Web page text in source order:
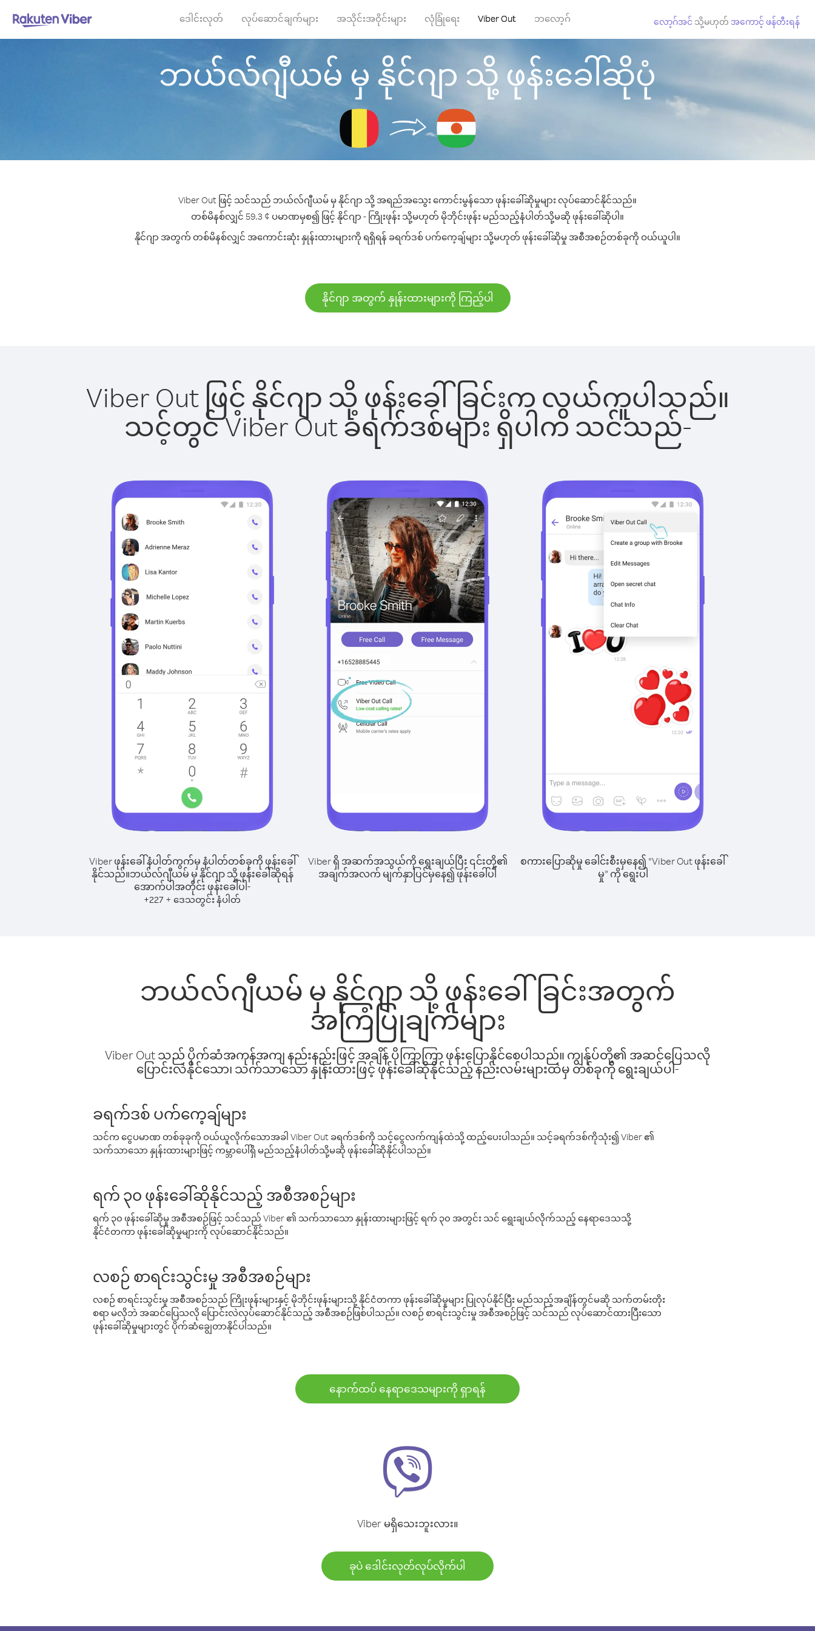
ဒေါင်းလုတ် လုပ်ဆောင်ချက်များ အသိုင်းအဝိုင်းများ လုံခြုံရေး Viber Out ဘလော့ဂ် လော့ဂ်အင် သို့မဟုတ် အကောင့် ဖန်တီးရန်
ဘယ်လ်ဂျီယမ် မှ နိုင်ဂျာ သို့ ဖုန်းခေါ်ဆိုပုံ
Viber Out ဖြင့် သင်သည် ဘယ်လ်ဂျီယမ် မှ နိုင်ဂျာ သို့ အရည်အသွေး ကောင်းမွန်သော ဖုန်းခေါ်ဆိုမှုများ လုပ်ဆောင်နိုင်သည်။
တစ်မိနစ်လျှင် 59.3 ¢ ပမာဏမှစ၍ ဖြင့် နိုင်ဂျာ - ကြိုးဖုန်း သို့မဟုတ် မိုဘိုင်းဖုန်း မည်သည့်နံပါတ်သို့မဆို ဖုန်းခေါ်ဆိုပါ။
နိုင်ဂျာ အတွက် တစ်မိနစ်လျှင် အကောင်းဆုံး နှုန်းထားများကို ရရှိရန် ခရက်ဒစ် ပက်ကေ့ချ်များ သို့မဟုတ် ဖုန်းခေါ်ဆိုမှု အစီအစဉ်တစ်ခုကို ဝယ်ယူပါ။
နိုင်ဂျာ အတွက် နှုန်းထားများကို ကြည့်ပါ
Viber Out ဖြင့် နိုင်ဂျာ သို့ ဖုန်းခေါ်ခြင်းက လွယ်ကူပါသည်။
သင့်တွင် Viber Out ခရက်ဒစ်များ ရှိပါက သင်သည်-
Viber ဖုန်းခေါ်နံပါတ်ကွက်မှ နံပါတ်တစ်ခုကို ဖုန်းခေါ်
နိုင်သည်။ဘယ်လ်ဂျီယမ် မှ နိုင်ဂျာ သို့ ဖုန်းခေါ်ဆိုရန်
အောက်ပါအတိုင်း ဖုန်းခေါ်ပါ-
+227 + ဒေသတွင်း နံပါတ်
Viber ရှိ အဆက်အသွယ်ကို ရွေးချယ်ပြီး ၎င်းတို့၏
အချက်အလက် မျက်နှာပြင်မှနေ၍ ဖုန်းခေါ်ပါ
စကားပြောဆိုမှု ခေါင်းစီးမှနေ၍ “Viber Out ဖုန်းခေါ်
မှု” ကို ရွေးပါ
ဘယ်လ်ဂျီယမ် မှ နိုင်ဂျာ သို့ ဖုန်းခေါ်ခြင်းအတွက်
အကြံပြုချက်များ
Viber Out သည် ပိုက်ဆံအကုန်အကျ နည်းနည်းဖြင့် အချိန် ပိုကြာကြာ ဖုန်းပြောနိုင်စေပါသည်။ ကျွန်ုပ်တို့၏ အဆင်ပြေသလို
ပြောင်းလဲနိုင်သော၊ သက်သာသော နှုန်းထားဖြင့် ဖုန်းခေါ်ဆိုနိုင်သည့် နည်းလမ်းများထဲမှ တစ်ခုကို ရွေးချယ်ပါ-
ခရက်ဒစ် ပက်ကေ့ချ်များ
သင်က ငွေပမာဏ တစ်ခုခုကို ဝယ်ယူလိုက်သောအခါ Viber Out ခရက်ဒစ်ကို သင့်ငွေလက်ကျန်ထဲသို့ ထည့်ပေးပါသည်။ သင့်ခရက်ဒစ်ကိုသုံး၍ Viber ၏
သက်သာသော နှုန်းထားများဖြင့် ကမ္ဘာပေါ်ရှိ မည်သည့်နံပါတ်သို့မဆို ဖုန်းခေါ်ဆိုနိုင်ပါသည်။
ရက် ၃၀ ဖုန်းခေါ်ဆိုနိုင်သည့် အစီအစဉ်များ
ရက် ၃၀ ဖုန်းခေါ်ဆိုမှု အစီအစဉ်ဖြင့် သင်သည် Viber ၏ သက်သာသော နှုန်းထားများဖြင့် ရက် ၃၀ အတွင်း သင် ရွေးချယ်လိုက်သည့် နေရာဒေသသို့
နိုင်ငံတကာ ဖုန်းခေါ်ဆိုမှုများကို လုပ်ဆောင်နိုင်သည်။
လစဉ် စာရင်းသွင်းမှု အစီအစဉ်များ
လစဉ် စာရင်းသွင်းမှု အစီအစဉ်သည် ကြိုးဖုန်းများနှင့် မိုဘိုင်းဖုန်းများသို့ နိုင်ငံတကာ ဖုန်းခေါ်ဆိုမှုများ ပြုလုပ်နိုင်ပြီး မည်သည့်အချိန်တွင်မဆို သက်တမ်းတိုး
စရာ မလိုဘဲ အဆင်ပြေသလို ပြောင်းလဲလုပ်ဆောင်နိုင်သည့် အစီအစဉ်ဖြစ်ပါသည်။ လစဉ် စာရင်းသွင်းမှု အစီအစဉ်ဖြင့် သင်သည် လုပ်ဆောင်ထားပြီးသော
ဖုန်းခေါ်ဆိုမှုများတွင် ပိုက်ဆံချွေတာနိုင်ပါသည်။
နောက်ထပ် နေရာဒေသများကို ရှာရန်
Viber မရှိသေးဘူးလား။
ခုပဲ ဒေါင်းလုတ်လုပ်လိုက်ပါ